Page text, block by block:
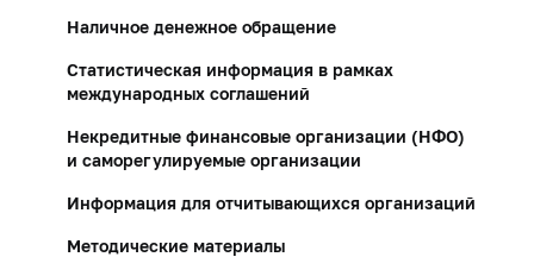
Наличное денежное обращение
Статистическая информация в рамках
международных соглашений
Некредитные финансовые организации (НФО)
и саморегулируемые организации
Информация для отчитывающихся организаций
Методические материалы